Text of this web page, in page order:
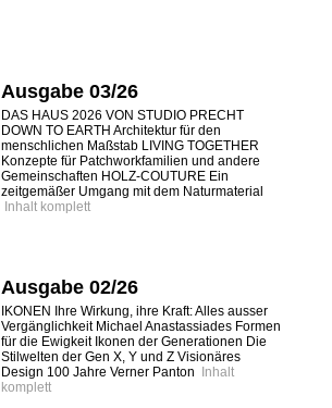
Ausgabe 03/26
DAS HAUS 2026 VON STUDIO PRECHT
DOWN TO EARTH Architektur für den
menschlichen Maßstab LIVING TOGETHER
Konzepte für Patchworkfamilien und andere
Gemeinschaften HOLZ-COUTURE Ein
zeitgemäßer Umgang mit dem Naturmaterial
Inhalt komplett
Ausgabe 02/26
IKONEN Ihre Wirkung, ihre Kraft: Alles ausser
Vergänglichkeit Michael Anastassiades Formen
für die Ewigkeit Ikonen der Generationen Die
Stilwelten der Gen X, Y und Z Visionäres
Design 100 Jahre Verner Panton
Inhalt
komplett